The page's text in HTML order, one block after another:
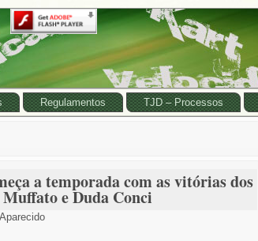
Regulamentos TJD – Processos
a temporada com as vitórias dos
e Duda Conci